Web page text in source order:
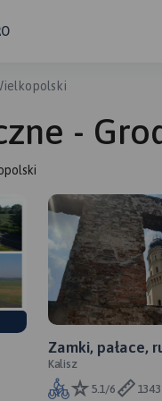
-
Zamki, pałace,
Kalisz
5.1/6